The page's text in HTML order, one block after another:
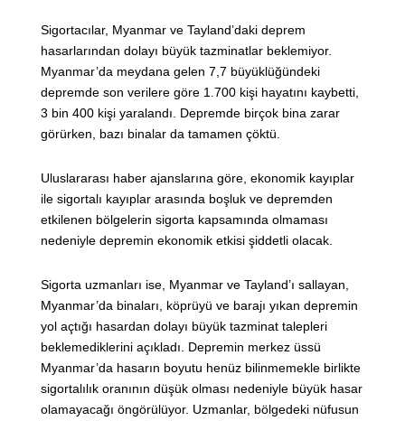
Sigortacılar, Myanmar ve Tayland’daki deprem
hasarlarından dolayı büyük tazminatlar beklemiyor.
Myanmar’da meydana gelen 7,7 büyüklüğündeki
depremde son verilere göre 1.700 kişi hayatını kaybetti,
3 bin 400 kişi yaralandı. Depremde birçok bina zarar
görürken, bazı binalar da tamamen çöktü.
Uluslararası haber ajanslarına göre, ekonomik kayıplar
ile sigortalı kayıplar arasında boşluk ve depremden
etkilenen bölgelerin sigorta kapsamında olmaması
nedeniyle depremin ekonomik etkisi şiddetli olacak.
Sigorta uzmanları ise, Myanmar ve Tayland’ı sallayan,
Myanmar’da binaları, köprüyü ve barajı yıkan depremin
yol açtığı hasardan dolayı büyük tazminat talepleri
beklemediklerini açıkladı. Depremin merkez üssü
Myanmar’da hasarın boyutu henüz bilinmemekle birlikte
sigortalılık oranının düşük olması nedeniyle büyük hasar
olamayacağı öngörülüyor. Uzmanlar, bölgedeki nüfusun